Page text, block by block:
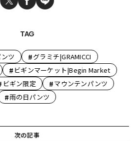
TAG
ツ #グラミチ|GRAMICCI
# ビギンマーケット|Begin Market
ビギン限定 #マウンテンパンツ
#雨の日パンツ
次の記事